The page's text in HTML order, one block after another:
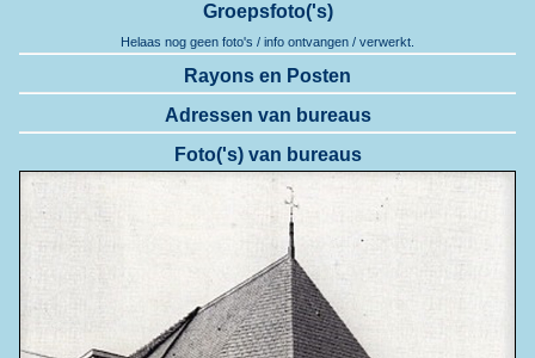
Groepsfoto('s)
Helaas nog geen foto's / info ontvangen / verwerkt.
Rayons en Posten
Adressen van bureaus
Foto('s) van bureaus